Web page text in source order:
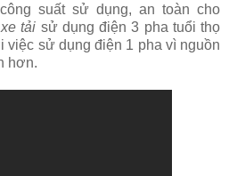
suất sử dụng, an toàn cho
tải sử dụng điện 3 pha tuổi thọ
sử dụng điện 1 pha vì nguồn
hơn.